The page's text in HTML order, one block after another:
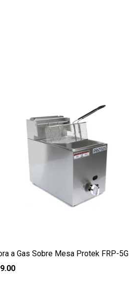
a Gas Sobre Mesa Protek FRP-5G